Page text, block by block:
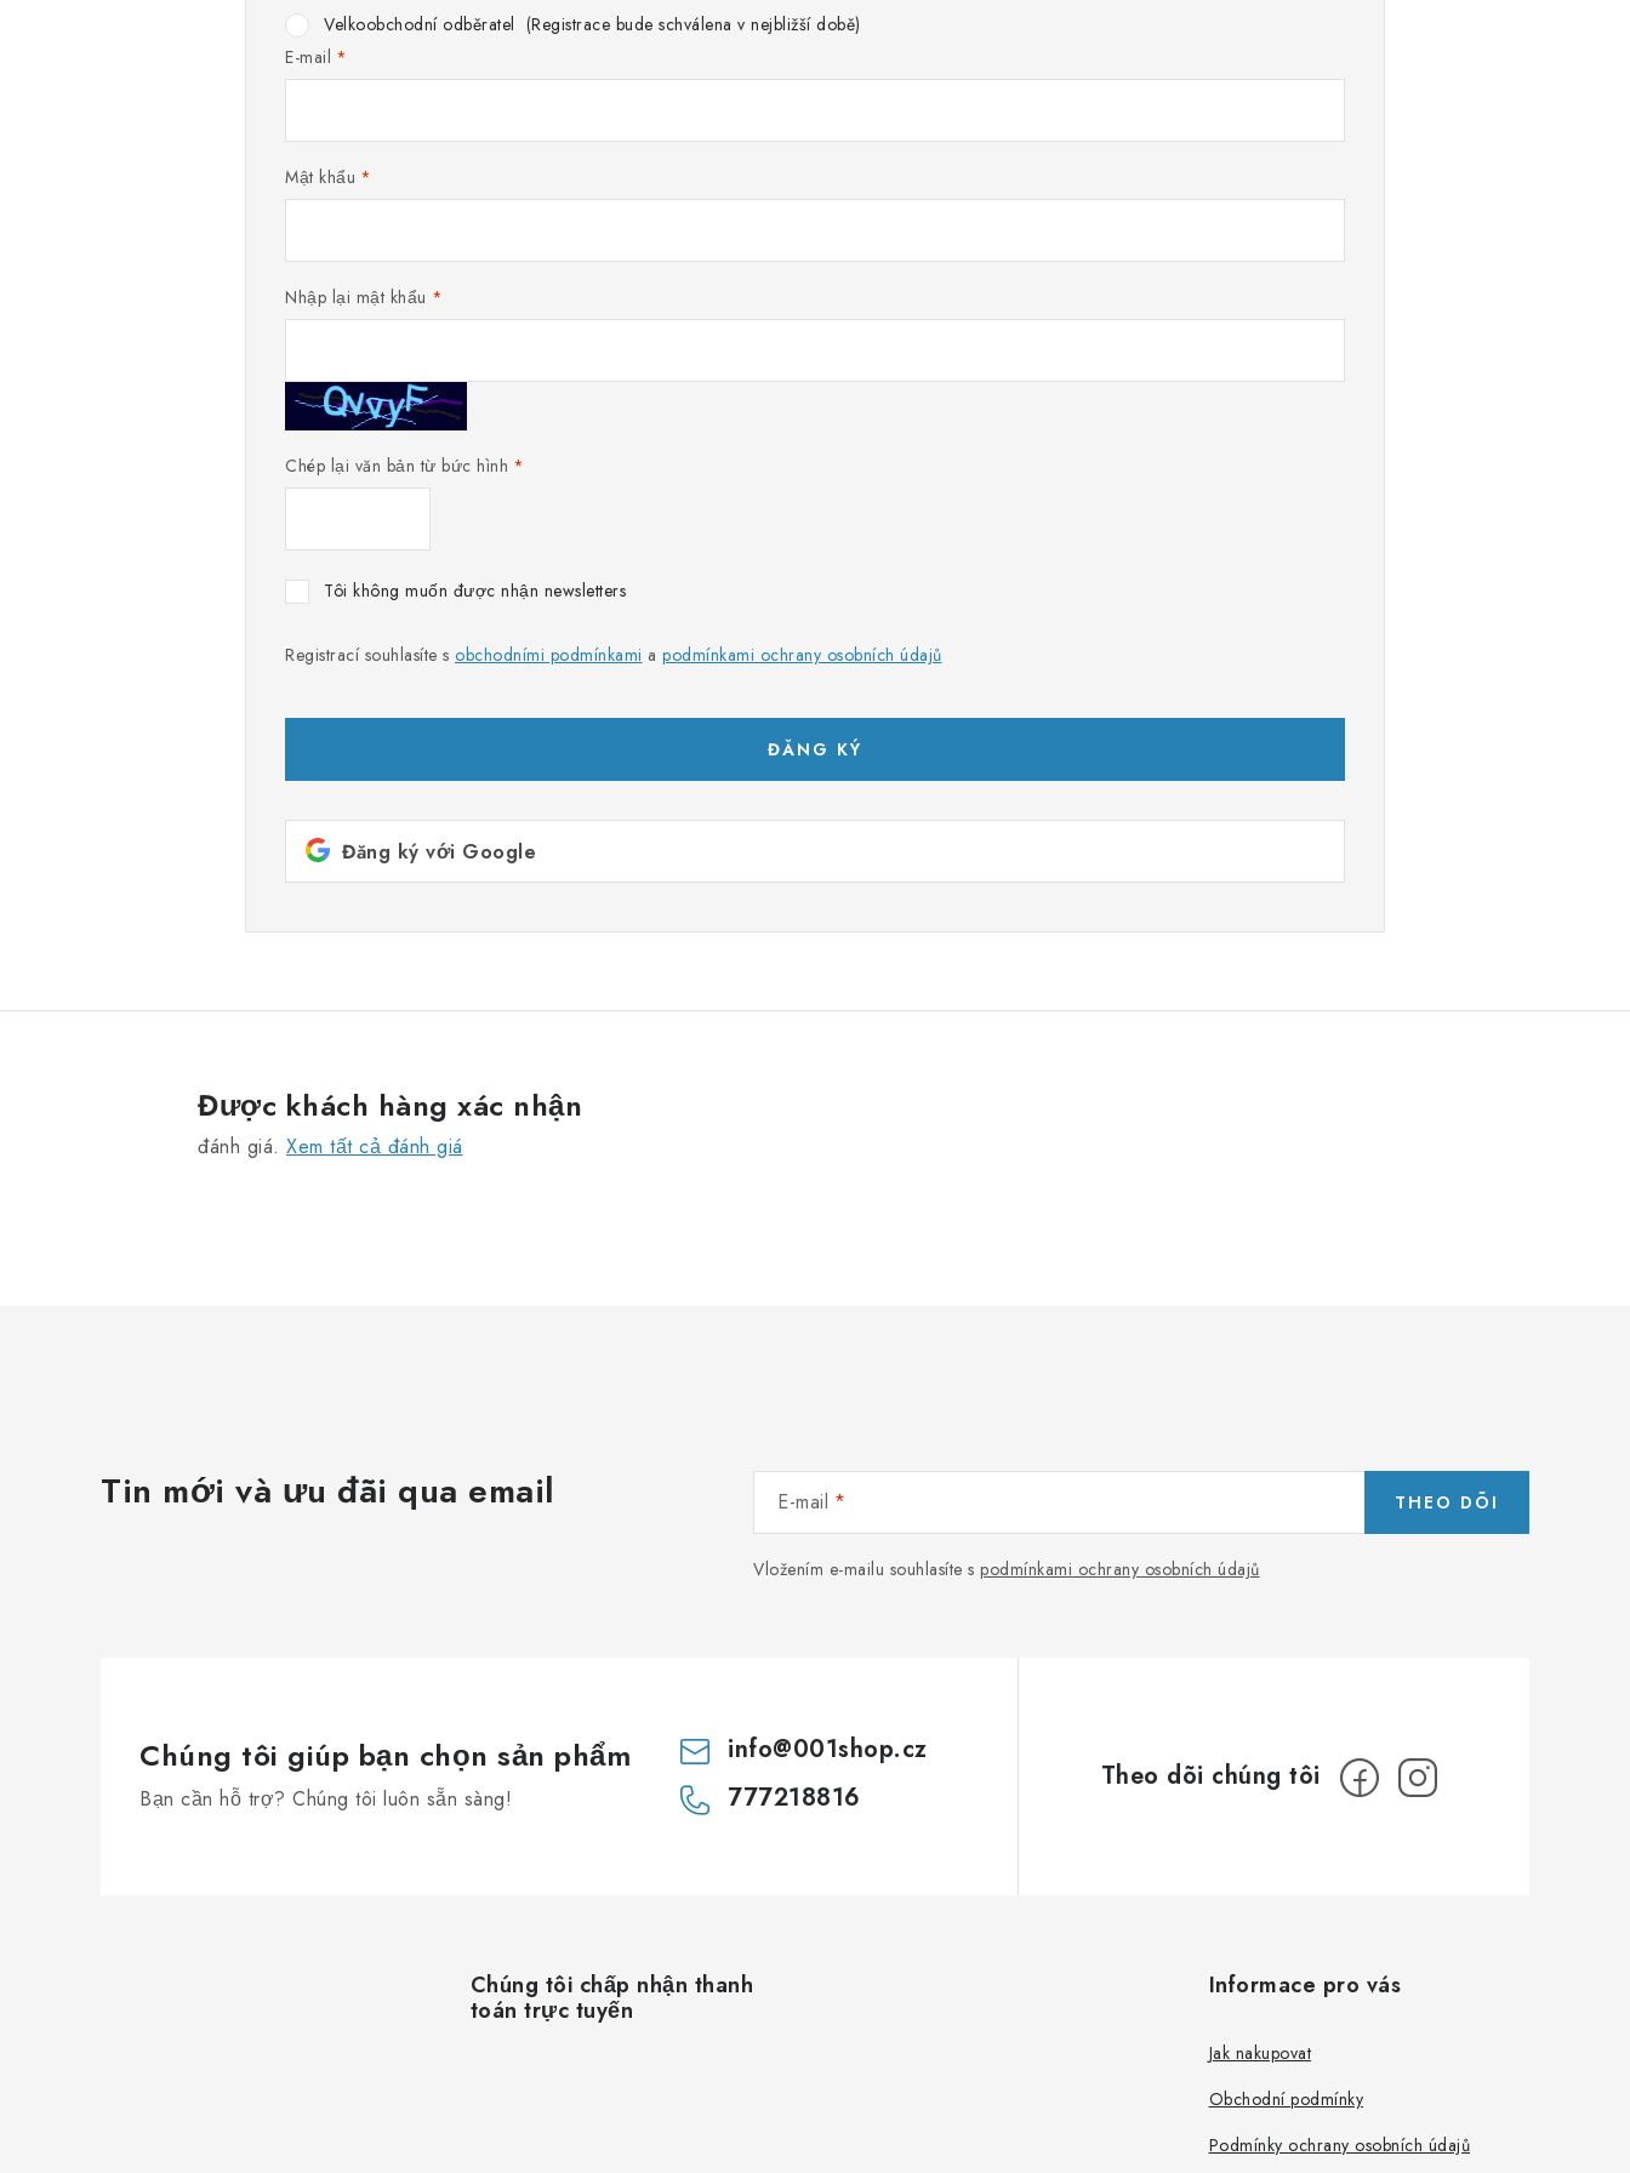
Velkoobchodní odběratel (Registrace bude schválena v nejbližší době)
E-mail
Mật khẩu
Nhập lại mật khẩu
Chép lại văn bản từ bức hình
Tôi không muốn được nhận newsletters
Registrací souhlasíte s obchodními podmínkami a podmínkami ochrany osobních údajů
ĐĂNG KÝ
Đăng ký với Google
Được khách hàng xác nhận
đánh giá. Xem tất cả đánh giá
Tin mới và ưu đãi qua email E-mail
Vložením e-mailu souhlasíte s podmínkami ochrany osobních údajů
THEO DÕI
Chúng tôi giúp bạn chọn sản phẩm
Bạn cần hỗ trợ? Chúng tôi luôn sẵn sàng!
info@001shop.cz
777218816
Chúng tôi chấp nhận thanh
toán trực tuyến
Informace pro vás
Jak nakupovat
Obchodní podmínky
Podmínky ochrany osobních údajů